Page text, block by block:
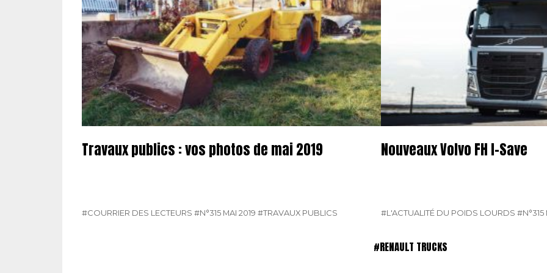
Travaux publics : vos photos de mai 2019
#COURRIER DES LECTEURS #N°315 MAI 2019 #TRAVAUX PUBLICS
Nouveaux Volvo FH I-Save
#L'ACTUALITÉ DU POIDS LOURDS #N°315
#RENAULT TRUCKS